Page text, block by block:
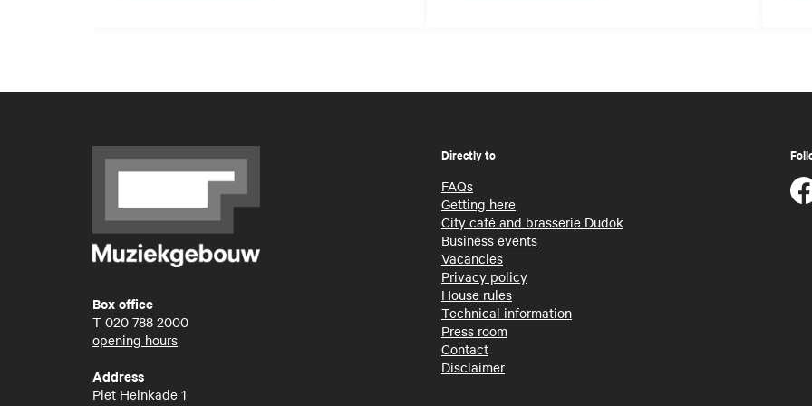
Box office
T 020 788 2000
opening hours
Address
Piet Heinkade 1
Directly to
FAQs
Getting here
City café and brasserie Dudok
Business events
Vacancies
Privacy policy
House rules
Technical information
Press room
Contact
Disclaimer